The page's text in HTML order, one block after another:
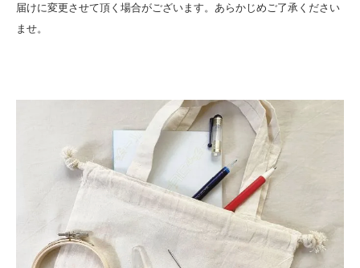
届けに変更させて頂く場合がございます。あらかじめご了承ください
ませ。